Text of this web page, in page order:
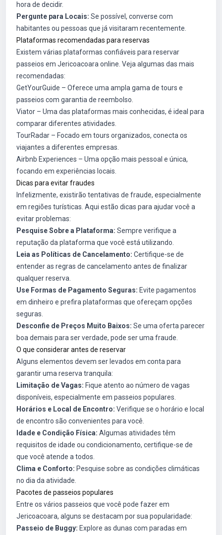
hora de decidir.
Pergunte para Locais: Se possível, converse com
habitantes ou pessoas que já visitaram recentemente.
Plataformas recomendadas para reservas
Existem várias plataformas confiáveis para reservar
passeios em Jericoacoara online. Veja algumas das mais
recomendadas:
GetYourGuide – Oferece uma ampla gama de tours e
passeios com garantia de reembolso.
Viator – Uma das plataformas mais conhecidas, é ideal para
comparar diferentes atividades.
TourRadar – Focado em tours organizados, conecta os
viajantes a diferentes empresas.
Airbnb Experiences – Uma opção mais pessoal e única,
focando em experiências locais.
Dicas para evitar fraudes
Infelizmente, existirão tentativas de fraude, especialmente
em regiões turísticas. Aqui estão dicas para ajudar você a
evitar problemas:
Pesquise Sobre a Plataforma: Sempre verifique a
reputação da plataforma que você está utilizando.
Leia as Políticas de Cancelamento: Certifique-se de
entender as regras de cancelamento antes de finalizar
qualquer reserva.
Use Formas de Pagamento Seguras: Evite pagamentos
em dinheiro e prefira plataformas que ofereçam opções
seguras.
Desconfie de Preços Muito Baixos: Se uma oferta parecer
boa demais para ser verdade, pode ser uma fraude.
O que considerar antes de reservar
Alguns elementos devem ser levados em conta para
garantir uma reserva tranquila:
Limitação de Vagas: Fique atento ao número de vagas
disponíveis, especialmente em passeios populares.
Horários e Local de Encontro: Verifique se o horário e local
de encontro são convenientes para você.
Idade e Condição Física: Algumas atividades têm
requisitos de idade ou condicionamento, certifique-se de
que você atende a todos.
Clima e Conforto: Pesquise sobre as condições climáticas
no dia da atividade.
Pacotes de passeios populares
Entre os vários passeios que você pode fazer em
Jericoacoara, alguns se destacam por sua popularidade:
Passeio de Buggy: Explore as dunas com paradas em